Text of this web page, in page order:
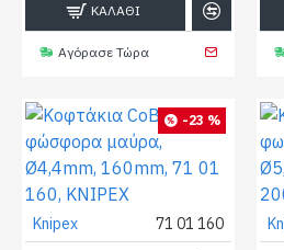
ΚΑΛΆΘΙ
Αγόρασε Τώρα
-23 %
Knipex 71 01 160